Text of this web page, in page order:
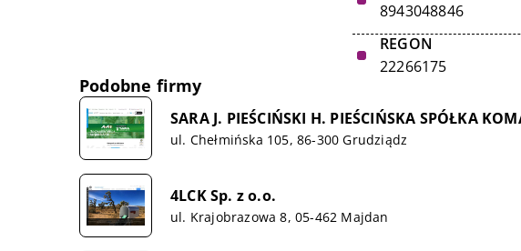
8943048846
REGON
22266175
Podobne firmy
SARA J. PIEŚCIŃSKI H. PIEŚCIŃSKA SPÓŁKA
ul. Chełmińska 105, 86-300 Grudziądz
4LCK Sp. z o.o.
ul. Krajobrazowa 8, 05-462 Majdan